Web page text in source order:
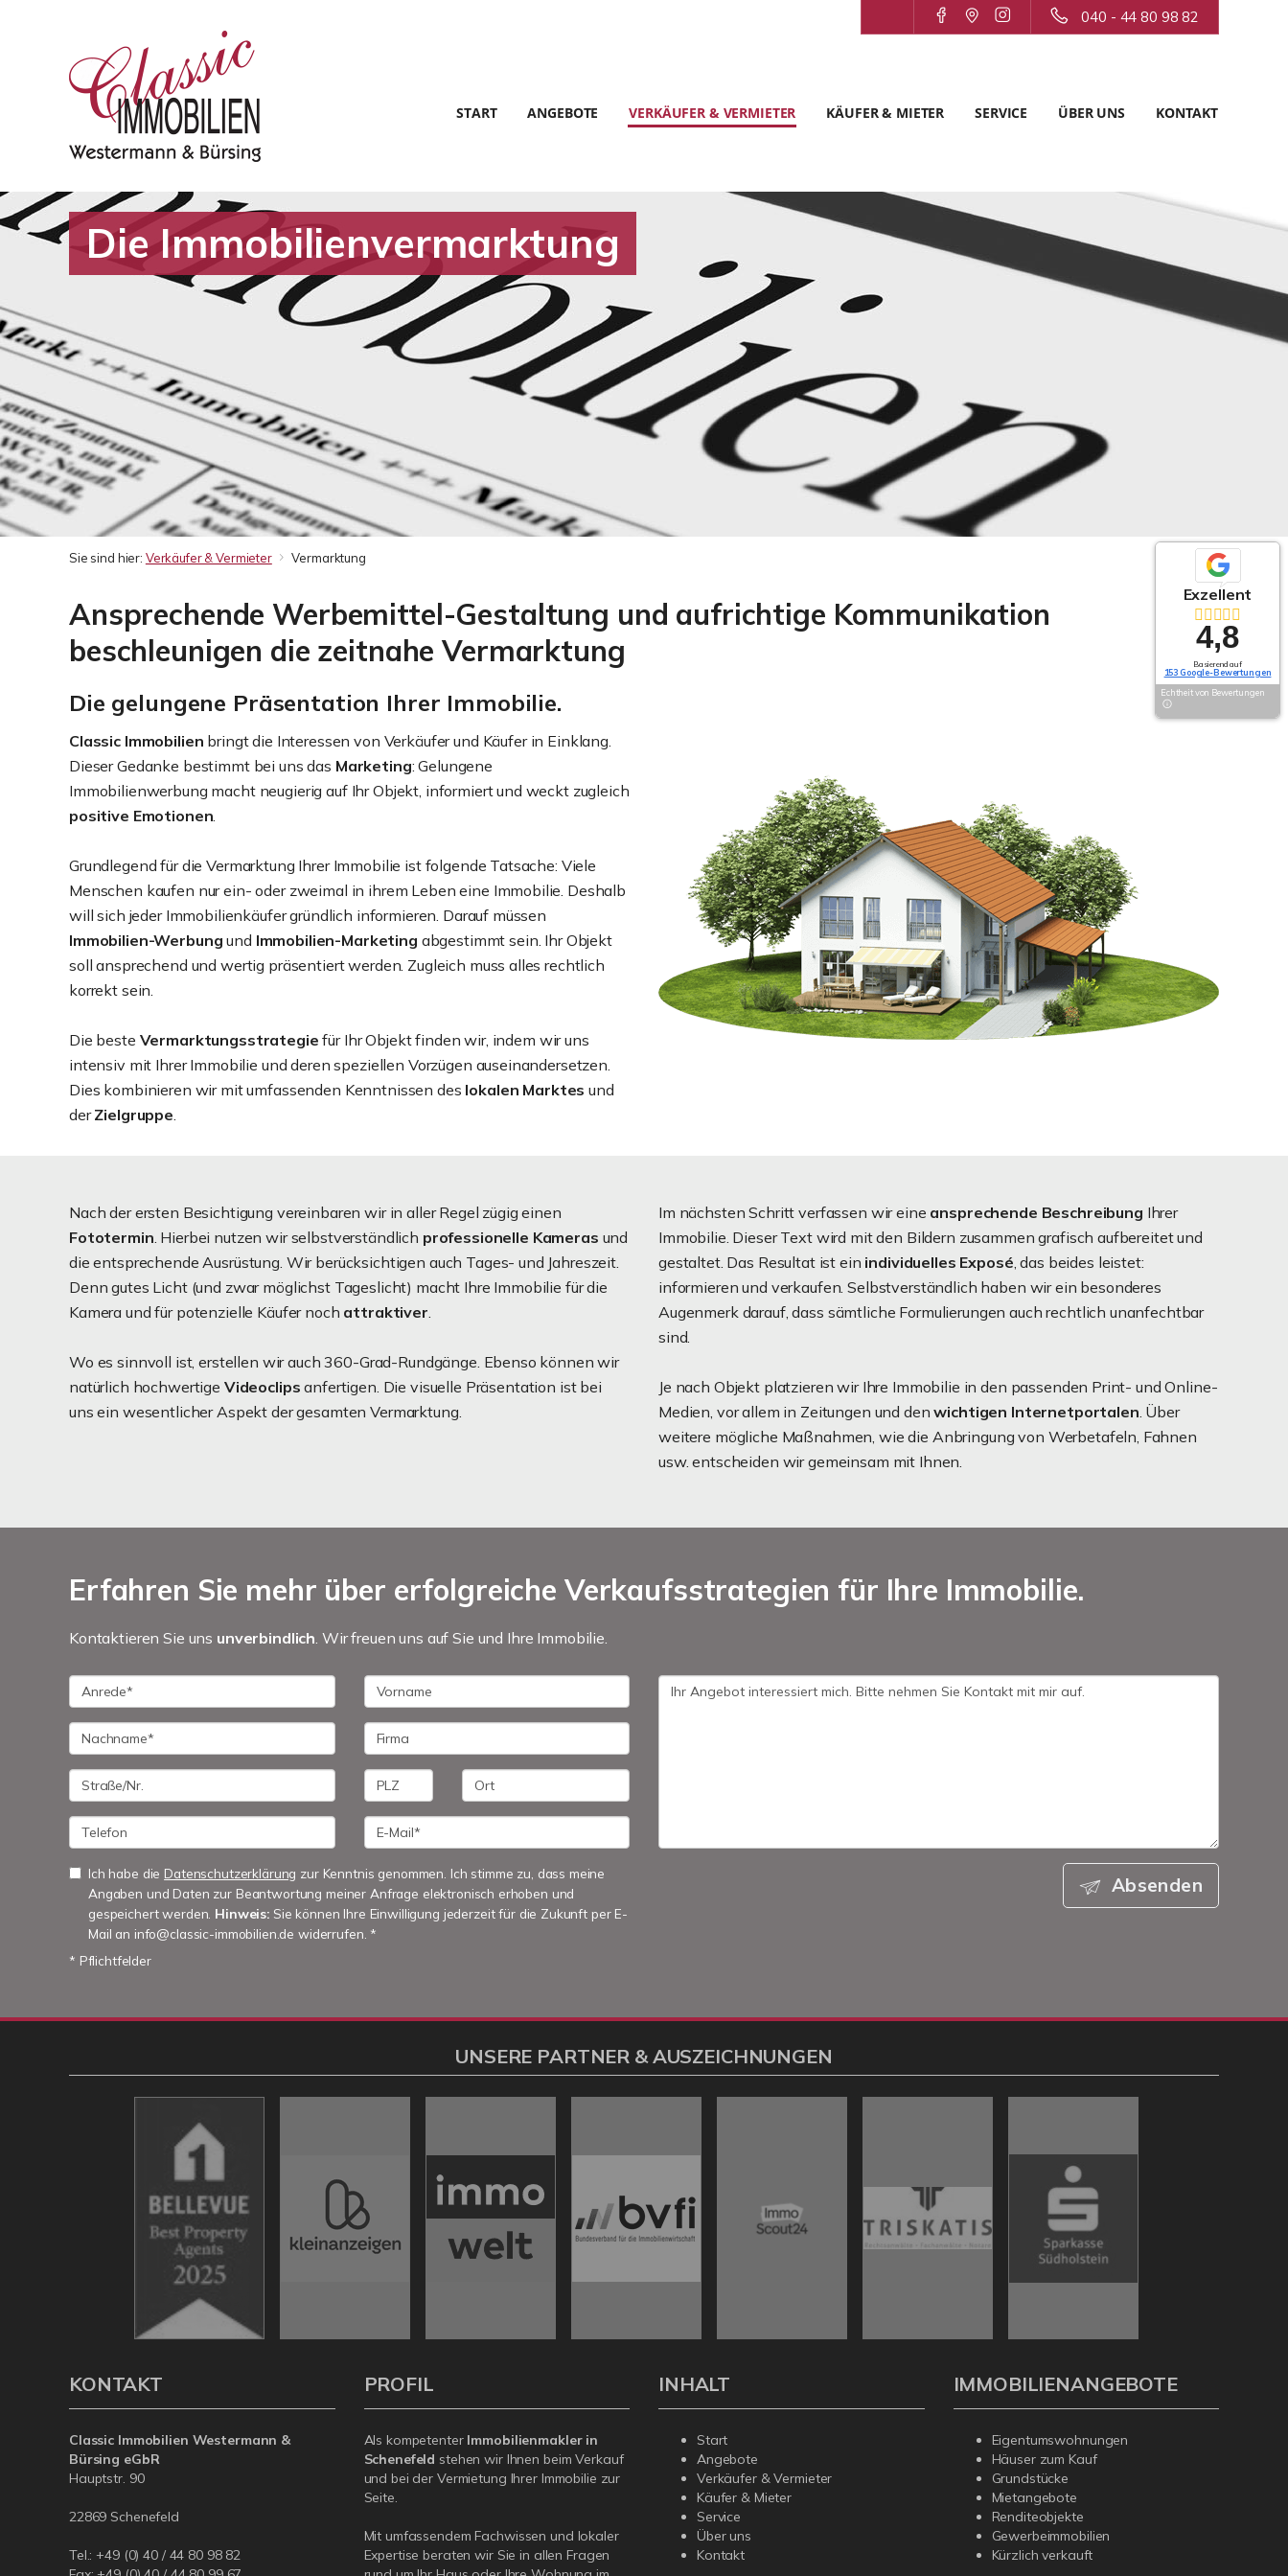
040 - 44 80 98 82
START ANGEBOTE VERKÄUFER & VERMIETER KÄUFER & MIETER SERVICE ÜBER UNS KONTAKT
Die Immobilienvermarktung
Sie sind hier: Verkäufer & Vermieter Vermarktung
Ansprechende Werbemittel-Gestaltung und aufrichtige Kommunikation
beschleunigen die zeitnahe Vermarktung
Die gelungene Präsentation Ihrer Immobilie.
Classic Immobilien bringt die Interessen von Verkäufer und Käufer in Einklang.
Dieser Gedanke bestimmt bei uns das Marketing: Gelungene
Immobilienwerbung macht neugierig auf Ihr Objekt, informiert und weckt zugleich
positive Emotionen.
Grundlegend für die Vermarktung Ihrer Immobilie ist folgende Tatsache: Viele
Menschen kaufen nur ein- oder zweimal in ihrem Leben eine Immobilie. Deshalb
will sich jeder Immobilienkäufer gründlich informieren. Darauf müssen
Immobilien-Werbung und Immobilien-Marketing abgestimmt sein. Ihr Objekt
soll ansprechend und wertig präsentiert werden. Zugleich muss alles rechtlich
korrekt sein.
Die beste Vermarktungsstrategiefür Ihr Objekt finden wir, indem wir uns
intensiv mit Ihrer Immobilie und deren speziellen Vorzügen auseinandersetzen.
Dies kombinieren wir mit umfassenden Kenntnissen des lokalen Marktes und
derZielgruppe.
Nach der ersten Besichtigung vereinbaren wir in aller Regel zügig einen
Fototermin. Hierbei nutzen wir selbstverständlich professionelle Kameras und
die entsprechende Ausrüstung. Wir berücksichtigen auch Tages- und Jahreszeit.
Denn gutes Licht (und zwar möglichst Tageslicht) macht Ihre Immobilie für die
Kamera und für potenzielle Käufer noch attraktiver.
Wo es sinnvoll ist, erstellen wir auch 360-Grad-Rundgänge. Ebenso können wir
natürlich hochwertige Videoclips anfertigen. Die visuelle Präsentation ist bei
uns ein wesentlicher Aspekt der gesamten Vermarktung.
Im nächsten Schritt verfassen wir eine ansprechende Beschreibung Ihrer
Immobilie. Dieser Text wird mit den Bildern zusammen grafisch aufbereitet und
gestaltet. Das Resultat ist ein individuelles Exposé, das beides leistet:
informieren und verkaufen. Selbstverständlich haben wir ein besonderes
Augenmerk darauf, dass sämtliche Formulierungen auch rechtlich unanfechtbar
sind.
Je nach Objekt platzieren wir Ihre Immobilie in den passenden Print- und Online-
Medien, vor allem in Zeitungen und denwichtigen Internetportalen. Über
weitere mögliche Maßnahmen, wie die Anbringung von Werbetafeln, Fahnen
usw. entscheiden wir gemeinsam mit Ihnen.
Erfahren Sie mehr über erfolgreiche Verkaufsstrategien für Ihre Immobilie.
Kontaktieren Sie uns unverbindlich. Wir freuen uns auf Sie und Ihre Immobilie.
Ich habe die Datenschutzerklärung zur Kenntnis genommen. Ich stimme zu, dass meine
Angaben und Daten zur Beantwortung meiner Anfrage elektronisch erhoben und
gespeichert werden. Hinweis:Sie können Ihre Einwilligung jederzeit für die Zukunft per E-
Mail an info@classic-immobilien.de widerrufen. *
* Pflichtfelder
Absenden
Exzellent
4,8
Basierend auf
153 Google-Bewertungen
Echtheit von Bewertungen
UNSERE PARTNER & AUSZEICHNUNGEN
KONTAKT
Classic Immobilien Westermann &
Bürsing eGbR
Hauptstr. 90
22869 Schenefeld
Tel.: +49 (0) 40 / 44 80 98 82
PROFIL
Als kompetenter Immobilienmakler in
Schenefeld stehen wir Ihnen beim Verkauf
und bei der Vermietung Ihrer Immobilie zur
Seite.
Mit umfassendem Fachwissen und lokaler
Expertise beraten wir Sie in allen Fragen
INHALT
Start
Angebote
Verkäufer & Vermieter
Käufer & Mieter
Service
Über uns
Kontakt
IMMOBILIENANGEBOTE
Eigentumswohnungen
Häuser zum Kauf
Grundstücke
Mietangebote
Renditeobjekte
Gewerbeimmobilien
Kürzlich verkauft